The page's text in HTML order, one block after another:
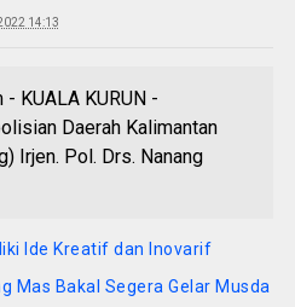
14:13
- KUALA KURUN -
Daerah Kalimantan
Irjen. Pol. Drs. Nanang
Ide Kreatif dan Inovarif
Mas Bakal Segera Gelar Musda